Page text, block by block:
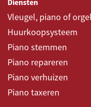
Diensten
Vleugel, piano of
Huurkoopsysteem
Piano stemmen
Piano repareren
Piano verhuizen
Piano taxeren